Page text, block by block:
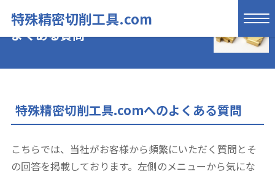
特殊精密切削工具.com
よくある質問
特殊精密切削工具.comへのよくある質問
こちらでは、当社がお客様から頻繁にいただく質問とそ
の回答を掲載しております。左側のメニューから気にな